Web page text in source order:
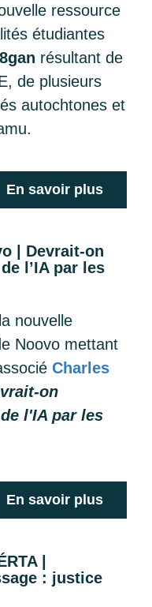
ressource
étudiantes
résultant de
de plusieurs
autochtones et
En savoir plus
| Devrait-on
l’IA par les
nouvelle
Noovo mettant
Charles
on
l'IA par les
En savoir plus
|
: justice